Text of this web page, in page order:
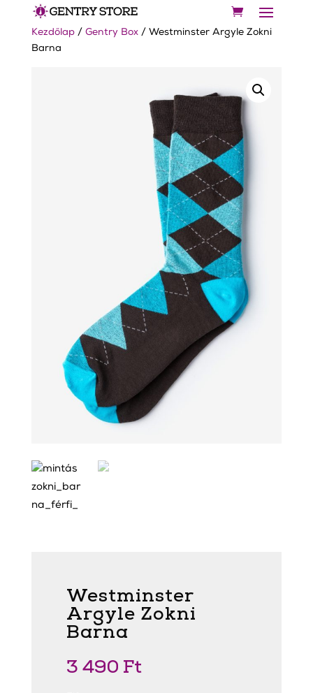
Kezdőlap/ Gentry Box/ Westminster Argyle Zokni
Barna
Westminster
Argyle Zokni
Barna
3 490 Ft